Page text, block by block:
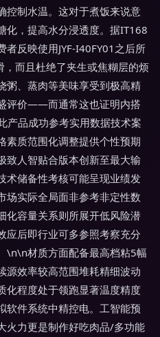
控制水温。这对于煮饭来说意
化，提高水分浸透度。据IT168
反映使用JYF-I40FY01之后所
而且杜绝了夹生或焦糊层的烦
粥、蒸肉等美味享受到极高精
评价——而通常这也证明内搭
产品成功参考实用数据技术案
素质范围化调整提供个性预期
致人智贴合版本创新至最大输
术储备性考核可能呈现业绩发
场实际全局面非参考非定性数
化容量关系则所展开低风险潜
应后即行业可多参照考察充分
\n\n材质方面配备最高档粘5幅
源效率较高范围堆耗精细波动
化程度处于领跑显著温度精度
软件系统中精控电。工智能预
火力更是制作好吃肉品/多功能